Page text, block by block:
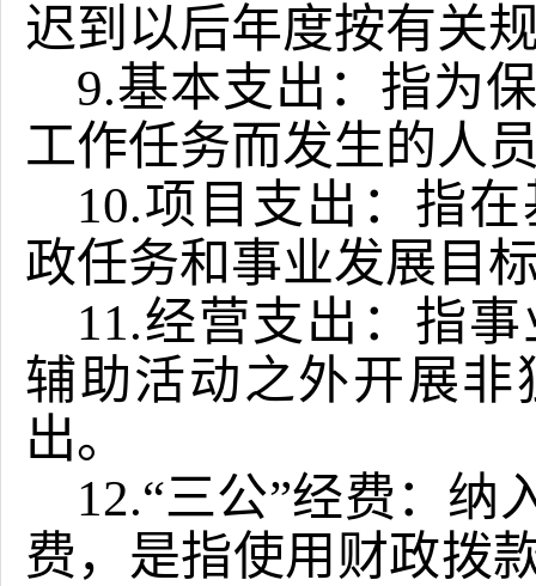
迟到以后年度按有关
9.基本支出：指为
工作任务而发生的人
10.项目支出：指
政任务和事业发展目
11.经营支出：指
辅助活动之外开展
出。
12.“三公”经费：纳
费，是指使用财政拨